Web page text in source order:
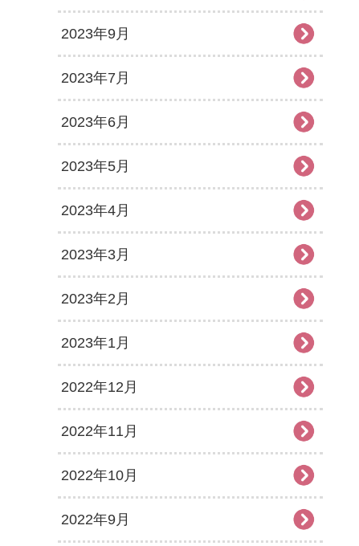
2023年9月
2023年7月
2023年6月
2023年5月
2023年4月
2023年3月
2023年2月
2023年1月
2022年12月
2022年11月
2022年10月
2022年9月